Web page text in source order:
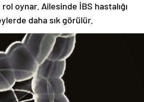
oynar. Ailesinde İBS hastalığı
daha sık görülür.